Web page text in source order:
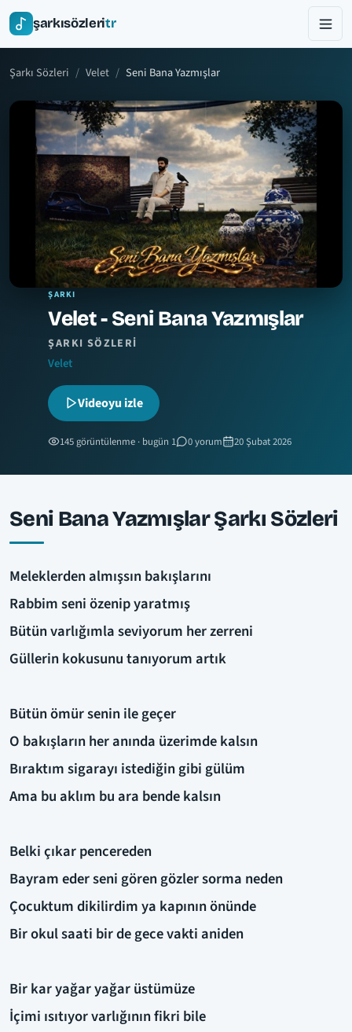
şarkısözleritr
Şarkı Sözleri Velet Seni Bana Yazmışlar
ŞARKI
Velet - Seni Bana Yazmışlar
ŞARKI SÖZLERI
Velet
Videoyu izle
145 görüntülenme · bugün 1 0 yorum 20 Şubat 2026
Seni Bana Yazmışlar Şarkı Sözleri
Meleklerden almışsın bakışlarını
Rabbim seni özenip yaratmış
Bütün varlığımla seviyorum her zerreni
Güllerin kokusunu tanıyorum artık
Bütün ömür senin ile geçer
O bakışların her anında üzerimde kalsın
Bıraktım sigarayı istediğin gibi gülüm
Ama bu aklım bu ara bende kalsın
Belki çıkar pencereden
Bayram eder seni gören gözler sorma neden
Çocuktum dikilirdim ya kapının önünde
Bir okul saati bir de gece vakti aniden
Bir kar yağar yağar üstümüze
İçimi ısıtıyor varlığının fikri bile